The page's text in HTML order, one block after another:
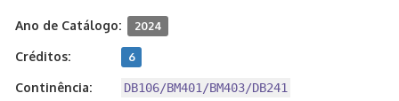
Ano de Catálogo: 2024
Créditos: 6
Continência: DB106/BM401/BM403/DB241